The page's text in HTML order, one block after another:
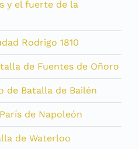
y el fuerte de la
Rodrigo 1810
de Fuentes de Oñoro
de Batalla de Bailén
de Napoleón
de Waterloo